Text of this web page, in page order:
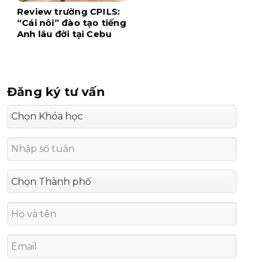
Review trường CPILS:
“Cái nôi” đào tạo tiếng
Anh lâu đời tại Cebu
Đăng ký tư vấn